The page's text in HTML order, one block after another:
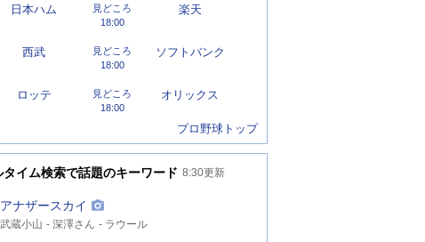
日本ハム 楽天
18:00
見どころ
西武 ソフトバンク
18:00
見どころ
ロッテ オリックス
18:00
見どころ
プロ野球トップ
タイム検索で話題のキーワード 8:30更新
アナザースカイ
関
連
武蔵小山 深澤さん ラウール